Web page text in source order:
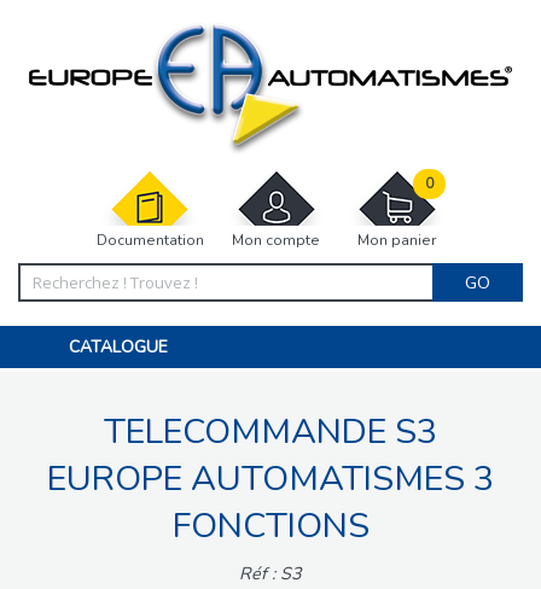
Documentation Mon compte Mon panier
0
GO
CATALOGUE
MOTORISATIONS
ACCESSOIRES ET ELECTRONIQUES
INTERPHONES VISIOPHONES
TELECOMMANDE S3
EUROPE AUTOMATISMES 3
FONCTIONS
Réf : S3